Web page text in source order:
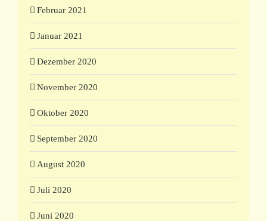
Februar 2021
Januar 2021
Dezember 2020
November 2020
Oktober 2020
September 2020
August 2020
Juli 2020
Juni 2020